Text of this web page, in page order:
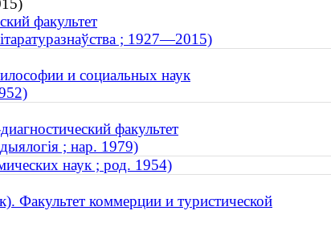
факультет
; 1927—2015)
и социальных наук
факультет
; нар. 1979)
наук ; род. 1954)
Факультет коммерции и туристической